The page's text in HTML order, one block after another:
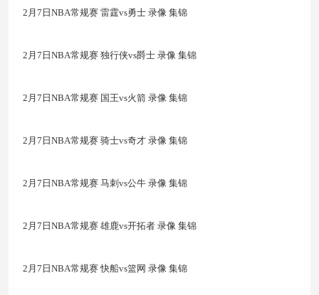
2月7日NBA常规赛 雷霆vs勇士 录像 集锦
2月7日NBA常规赛 独行侠vs爵士 录像 集锦
2月7日NBA常规赛 国王vs火箭 录像 集锦
2月7日NBA常规赛 骑士vs奇才 录像 集锦
2月7日NBA常规赛 马刺vs公牛 录像 集锦
2月7日NBA常规赛 雄鹿vs开拓者 录像 集锦
2月7日NBA常规赛 快船vs篮网 录像 集锦